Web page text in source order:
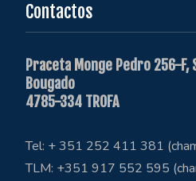
Contactos
Praceta Monge Pedro 256-F,
Bougado
4785-334 TROFA
Tel: + 351 252 411 381
TLM: +351 917 552 595